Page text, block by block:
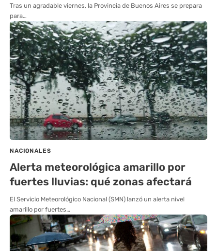
Tras un agradable viernes, la Provincia de Buenos Aires se prepara
para…
NACIONALES
Alerta meteorológica amarillo por
fuertes lluvias: qué zonas afectará
El Servicio Meteorológico Nacional (SMN) lanzó un alerta nivel
amarillo por fuertes…